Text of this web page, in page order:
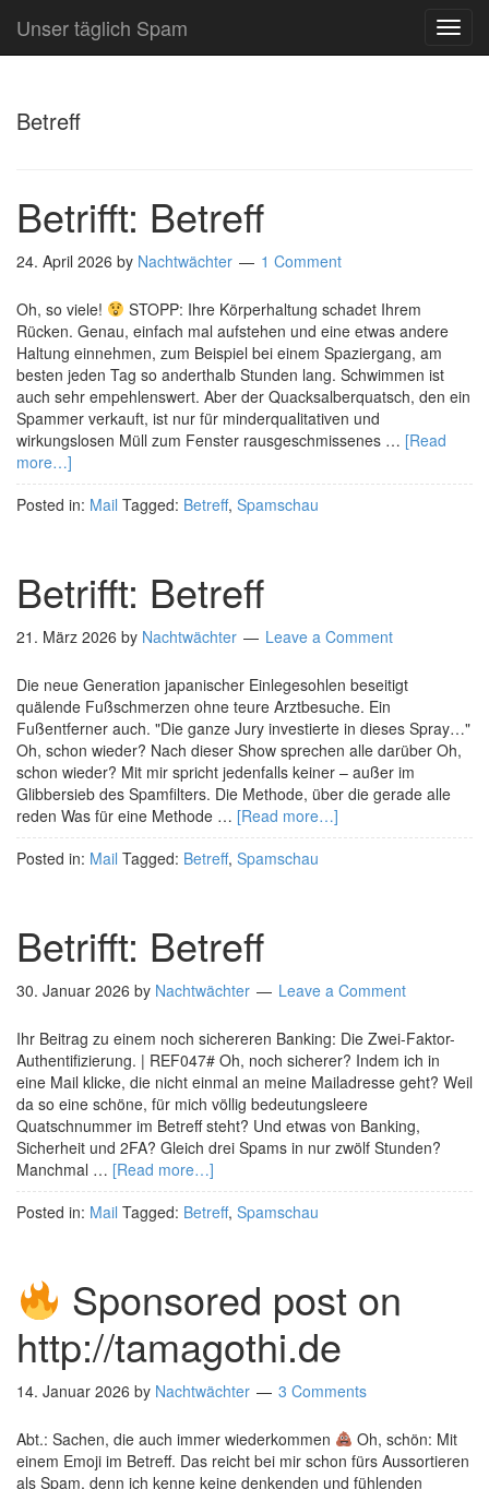
Unser täglich Spam
Betreff
Betrifft: Betreff
24. April 2026 by Nachtwächter 1 Comment
Oh, so viele!
STOPP: Ihre Körperhaltung schadet Ihrem
Rücken. Genau, einfach mal aufstehen und eine etwas andere
Haltung einnehmen, zum Beispiel bei einem Spaziergang, am
besten jeden Tag so anderthalb Stunden lang. Schwimmen ist
auch sehr empehlenswert. Aber der Quacksalberquatsch, den ein
Spammer verkauft, ist nur für minderqualitativen und
wirkungslosen Müll zum Fenster rausgeschmissenes … [Read
more…]
Posted in: Mail Tagged: Betreff, Spamschau
Betrifft: Betreff
21. März 2026 by Nachtwächter Leave a Comment
Die neue Generation japanischer Einlegesohlen beseitigt
quälende Fußschmerzen ohne teure Arztbesuche. Ein
Fußentferner auch. "Die ganze Jury investierte in dieses Spray…"
Oh, schon wieder? Nach dieser Show sprechen alle darüber Oh,
schon wieder? Mit mir spricht jedenfalls keiner – außer im
Glibbersieb des Spamfilters. Die Methode, über die gerade alle
reden Was für eine Methode … [Read more…]
Posted in: Mail Tagged: Betreff, Spamschau
Betrifft: Betreff
30. Januar 2026 by Nachtwächter Leave a Comment
Ihr Beitrag zu einem noch sichereren Banking: Die Zwei-Faktor-
Authentifizierung. | REF047# Oh, noch sicherer? Indem ich in
eine Mail klicke, die nicht einmal an meine Mailadresse geht? Weil
da so eine schöne, für mich völlig bedeutungsleere
Quatschnummer im Betreff steht? Und etwas von Banking,
Sicherheit und 2FA? Gleich drei Spams in nur zwölf Stunden?
Manchmal … [Read more…]
Posted in: Mail Tagged: Betreff, Spamschau
Sponsored post on
http://tamagothi.de
14. Januar 2026 by Nachtwächter 3 Comments
Abt.: Sachen, die auch immer wiederkommen
Oh, schön: Mit
einem Emoji im Betreff. Das reicht bei mir schon fürs Aussortieren
als Spam, denn ich kenne keine denkenden und fühlenden